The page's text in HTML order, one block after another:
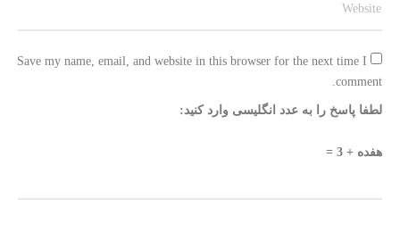
Save my name, email, and website in this browser for the next time I
comment.
لطفا پاسخ را به عدد انگلیسی وارد کنید:
هفده + 3 =